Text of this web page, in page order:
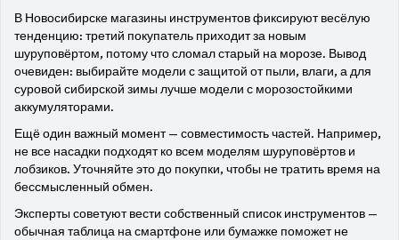
В Новосибирске магазины инструментов фиксируют весёлую
тенденцию: третий покупатель приходит за новым
шуруповёртом, потому что сломал старый на морозе. Вывод
очевиден: выбирайте модели с защитой от пыли, влаги, а для
суровой сибирской зимы лучше модели с морозостойкими
аккумуляторами.
Ещё один важный момент — совместимость частей. Например,
не все насадки подходят ко всем моделям шуруповёртов и
лобзиков. Уточняйте это до покупки, чтобы не тратить время на
бессмысленный обмен.
Эксперты советуют вести собственный список инструментов —
обычная таблица на смартфоне или бумажке поможет не